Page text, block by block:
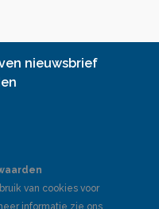
nieuwsbrief
van cookies voor
informatie zie ons